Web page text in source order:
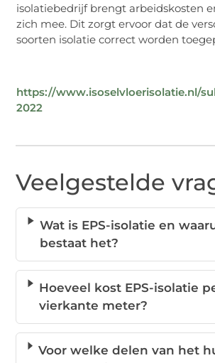
isolatiebedrijf brengt arbeidskosten
zich mee. Dit zorgt ervoor dat de
soorten isolatie correct worden
https://www.isoselvloerisolatie.nl/
2022
Veelgestelde
Wat is EPS-isolatie en
bestaat het?
Hoeveel kost EPS-isolatie
vierkante meter?
Voor welke delen van het